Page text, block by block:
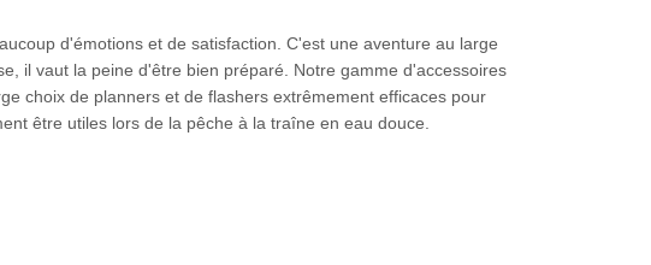
d'émotions et de satisfaction. C'est une aventure au large
il vaut la peine d'être bien préparé. Notre gamme d'accessoires
choix de planners et de flashers extrêmement efficaces pour
être utiles lors de la pêche à la traîne en eau douce.